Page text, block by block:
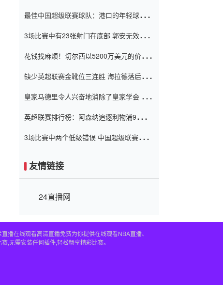
最佳中国超级联赛球队：港口的年轻球员在
（Taishan）
3场比赛中有23张射门在底部 郭安无效传球
花钱找麻烦！切尔西以5200万美元的价格
窗口
缺少英超联赛金靴位三连胜 海拉德落后6球
皇家马德里令人兴奋地消除了皇家学会 安
英超联赛排行榜：阿森纳追逐利物浦9分 曼
3场比赛中两个低级错误 中国超级联赛的前
友情链接
24直播网
在线观看高清直播免费为你提供在线观看NBA直播、
,无需安装任何插件,轻松畅享精彩比赛。